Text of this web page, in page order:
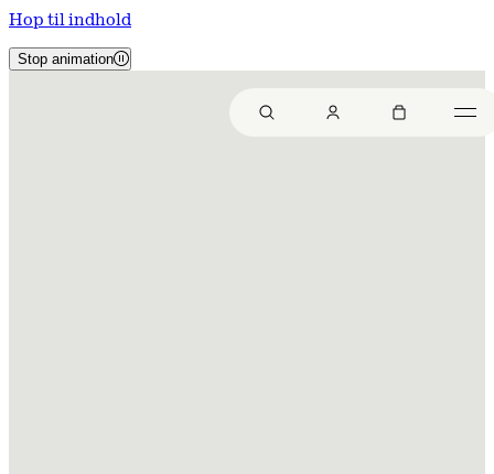
Hop til indhold
Stop animation